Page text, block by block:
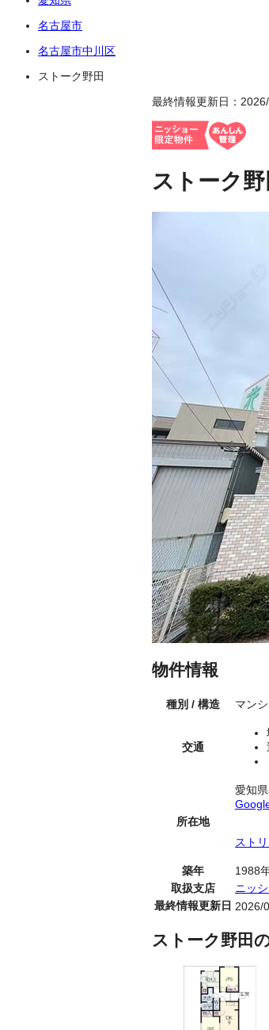
名古屋市
名古屋市中川区
ストーク野田
最終情報更新日：
ストーク野
物件情報
種別 / 構造 マン
交通
所在地
愛知
スト
築年
1988
取扱支店
ニッ
最終情報更新日 2026/
ストーク野田